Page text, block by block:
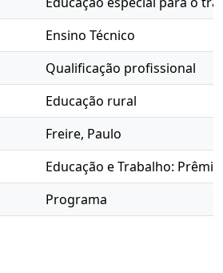
Ensino Técnico
Qualificação profissional
Educação rural
Freire, Paulo
Educação e Trabalho:
Programa